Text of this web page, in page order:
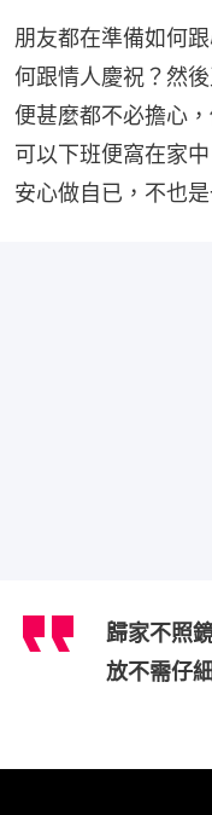
朋友都在準備如何
何跟情人慶祝？然
便甚麼都不必擔心
可以下班便窩在家
安心做自已，不也
歸家不照
放不需仔